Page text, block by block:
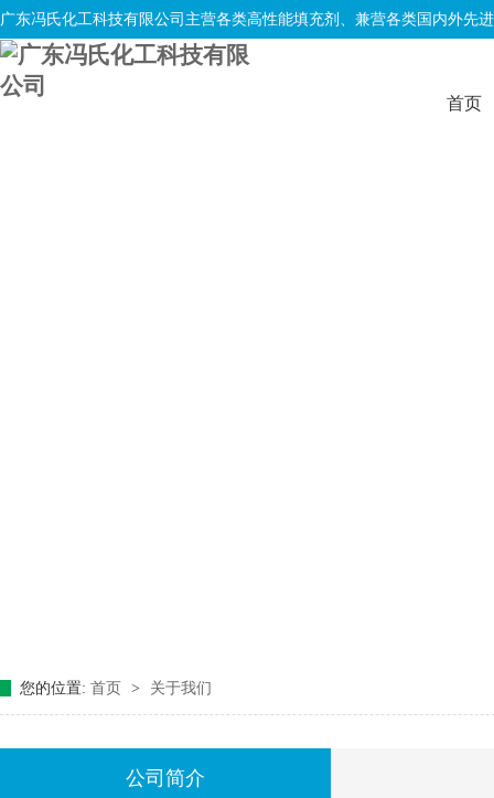
广东冯氏化工科技有限公司主营各类高性能填充剂、兼营各类国内外先
首页
您的位置: 首页 > 关于我们
公司简介